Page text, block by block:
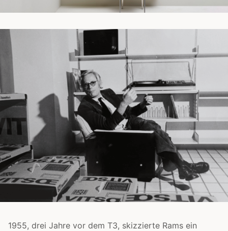
1955, drei Jahre vor dem T3, skizzierte Rams ein